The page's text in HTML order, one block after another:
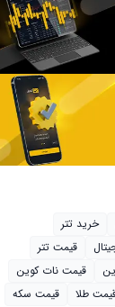
خرید تتر
قیمت تتر
قیمت نات کوین
طلا
قیمت سکه